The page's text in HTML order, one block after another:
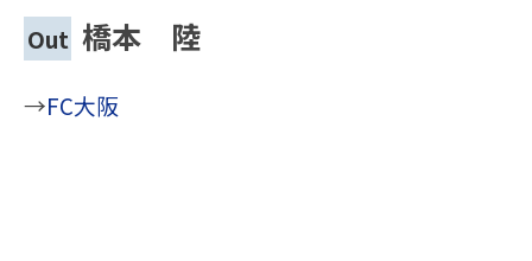
X
Out 橋本 陸
→FC大阪